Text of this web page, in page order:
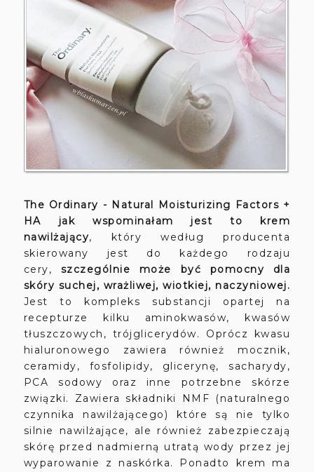
The Ordinary - Natural Moisturizing Factors +
HA jak wspominałam jest to krem
nawilżający, który według producenta
skierowany jest do każdego rodzaju
cery, szczególnie może być pomocny dla
skóry suchej, wrażliwej, wiotkiej, naczyniowej.
Jest to kompleks substancji opartej na
recepturze kilku aminokwasów, kwasów
tłuszczowych, trójglicerydów. Oprócz kwasu
hialuronowego zawiera również mocznik,
ceramidy, fosfolipidy, glicerynę, sacharydy,
PCA sodowy oraz inne potrzebne skórze
związki. Zawiera składniki NMF (naturalnego
czynnika nawilżającego) które są nie tylko
silnie nawilżające, ale również zabezpieczają
skórę przed nadmierną utratą wody przez jej
wyparowanie z naskórka. Ponadto krem ma